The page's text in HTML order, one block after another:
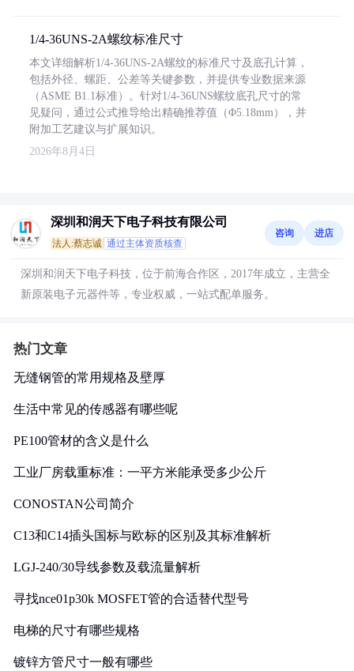
1/4-36UNS-2A螺纹标准尺寸
本文详细解析1/4-36UNS-2A螺纹的标准尺寸及底孔计算，
包括外径、螺距、公差等关键参数，并提供专业数据来源
（ASME B1.1标准）。针对1/4-36UNS螺纹底孔尺寸的常
见疑问，通过公式推导给出精确推荐值（Φ5.18mm），并
附加工艺建议与扩展知识。
2026年8月4日
深圳和润天下电子科技有限公司
法人:蔡志诚 通过主体资质核查
咨询 进店
深圳和润天下电子科技，位于前海合作区，2017年成立，主营全
新原装电子元器件等，专业权威，一站式配单服务。
热门文章
无缝钢管的常用规格及壁厚
生活中常见的传感器有哪些呢
PE100管材的含义是什么
工业厂房载重标准：一平方米能承受多少公斤
CONOSTAN公司简介
C13和C14插头国标与欧标的区别及其标准解析
LGJ-240/30导线参数及载流量解析
寻找nce01p30k MOSFET管的合适替代型号
电梯的尺寸有哪些规格
镀锌方管尺寸一般有哪些